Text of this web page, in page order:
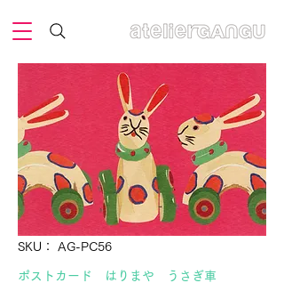
SKU： AG-PC56
ポストカード はりまや うさぎ車